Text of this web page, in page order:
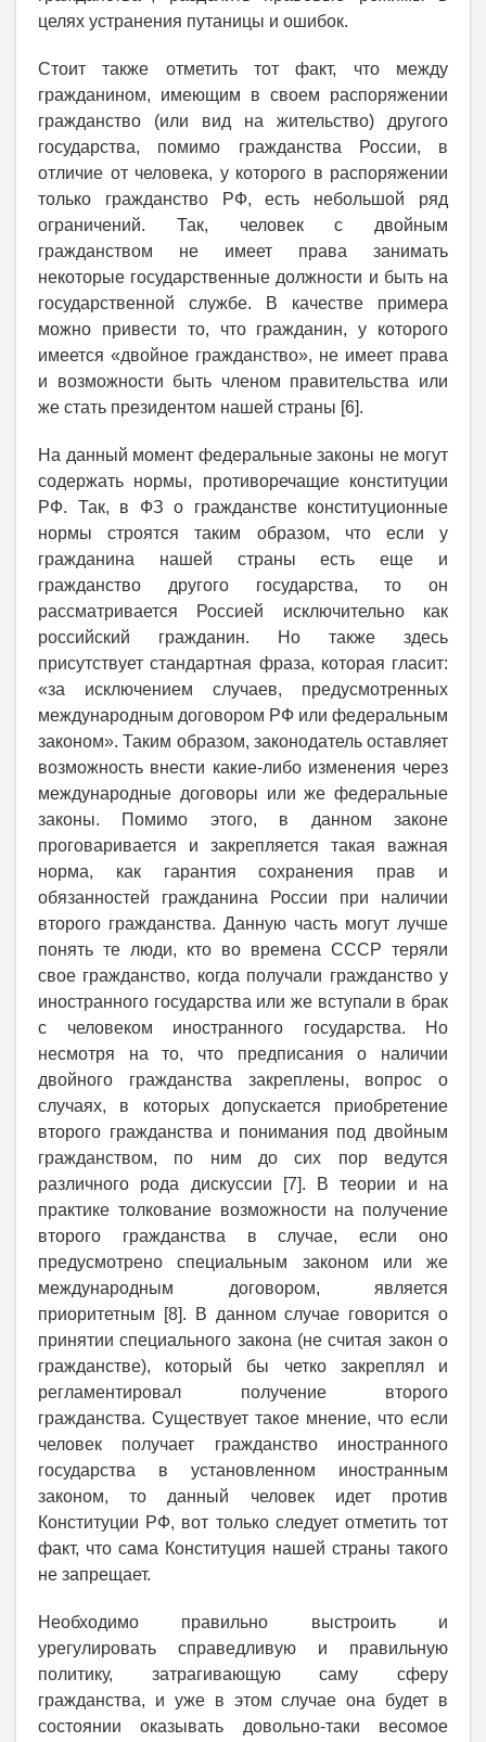
целях устранения путаницы и ошибок.
Стоит также отметить тот факт, что между
гражданином, имеющим в своем распоряжении
гражданство (или вид на жительство) другого
государства, помимо гражданства России, в
отличие от человека, у которого в распоряжении
только гражданство РФ, есть небольшой ряд
ограничений. Так, человек с двойным
гражданством не имеет права занимать
некоторые государственные должности и быть на
государственной службе. В качестве примера
можно привести то, что гражданин, у которого
имеется «двойное гражданство», не имеет права
и возможности быть членом правительства или
же стать президентом нашей страны [6].
На данный момент федеральные законы не могут
содержать нормы, противоречащие конституции
РФ. Так, в ФЗ о гражданстве конституционные
нормы строятся таким образом, что если у
гражданина нашей страны есть еще и
гражданство другого государства, то он
рассматривается Россией исключительно как
российский гражданин. Но также здесь
присутствует стандартная фраза, которая гласит:
«за исключением случаев, предусмотренных
международным договором РФ или федеральным
законом». Таким образом, законодатель оставляет
возможность внести какие-либо изменения через
международные договоры или же федеральные
законы. Помимо этого, в данном законе
проговаривается и закрепляется такая важная
норма, как гарантия сохранения прав и
обязанностей гражданина России при наличии
второго гражданства. Данную часть могут лучше
понять те люди, кто во времена СССР теряли
свое гражданство, когда получали гражданство у
иностранного государства или же вступали в брак
с человеком иностранного государства. Но
несмотря на то, что предписания о наличии
двойного гражданства закреплены, вопрос о
случаях, в которых допускается приобретение
второго гражданства и понимания под двойным
гражданством, по ним до сих пор ведутся
различного рода дискуссии [7]. В теории и на
практике толкование возможности на получение
второго гражданства в случае, если оно
предусмотрено специальным законом или же
международным договором, является
приоритетным [8]. В данном случае говорится о
принятии специального закона (не считая закон о
гражданстве), который бы четко закреплял и
регламентировал получение второго
гражданства. Существует такое мнение, что если
человек получает гражданство иностранного
государства в установленном иностранным
законом, то данный человек идет против
Конституции РФ, вот только следует отметить тот
факт, что сама Конституция нашей страны такого
не запрещает.
Необходимо правильно выстроить и
урегулировать справедливую и правильную
политику, затрагивающую саму сферу
гражданства, и уже в этом случае она будет в
состоянии оказывать довольно-таки весомое